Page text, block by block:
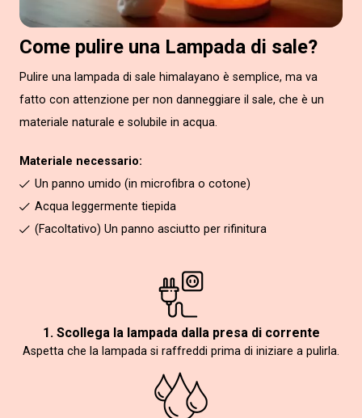
Come pulire una Lampada di sale?
Pulire una lampada di sale himalayano è semplice, ma va
fatto con attenzione per non danneggiare il sale, che è un
materiale naturale e solubile in acqua.
Materiale necessario:
Un panno umido (in microfibra o cotone)
Acqua leggermente tiepida
(Facoltativo) Un panno asciutto per rifinitura
1. Scollega la lampada dalla presa di corrente
Aspetta che la lampada si raffreddi prima di iniziare a pulirla.